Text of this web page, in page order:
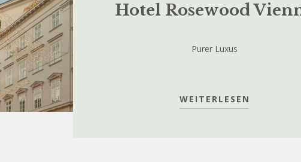
Hotel Rosewood
Purer Luxus
WEITERLESEN